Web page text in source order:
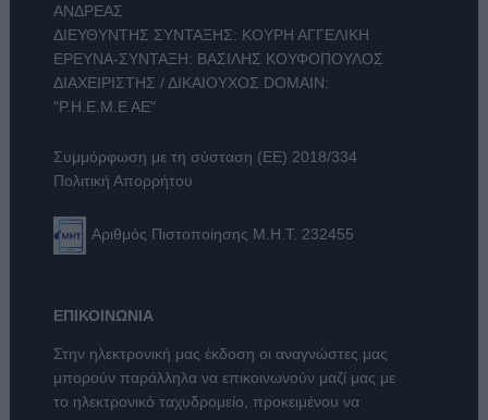
ΑΝΔΡΕΑΣ
ΔΙΕΥΘΥΝΤΗΣ ΣΥΝΤΑΞΗΣ: ΚΟΥΡΗ ΑΓΓΕΛΙΚΗ
ΕΡΕΥΝΑ-ΣΥΝΤΑΞΗ: ΒΑΣΙΛΗΣ ΚΟΥΦΟΠΟΥΛΟΣ
ΔΙΑΧΕΙΡΙΣΤΗΣ / ΔΙΚΑΙΟΥΧΟΣ DOMAIN:
"Ρ.Η.Ε.Μ.Ε ΑΕ"
Συμμόρφωση με τη σύσταση (ΕΕ) 2018/334
Πολιτική Απορρήτου
Αριθμός Πιστοποίησης Μ.Η.Τ. 232455
ΕΠΙΚΟΙΝΩΝΙΑ
Στην ηλεκτρονική μας έκδοση οι αναγνώστες μας
μπορούν παράλληλα να επικοινωνούν μαζί μας με
το ηλεκτρονικό ταχυδρομείο, προκειμένου να